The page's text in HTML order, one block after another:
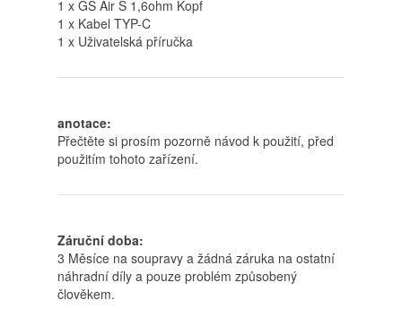
1 x GS Air S 1,6ohm Kopf
1 x Kabel TYP-C
1 x Uživatelská příručka
anotace:
Přečtěte si prosím pozorně návod k použití, před
použitím tohoto zařízení.
Záruční doba:
3 Měsíce na soupravy a žádná záruka na ostatní
náhradní díly a pouze problém způsobený
člověkem.